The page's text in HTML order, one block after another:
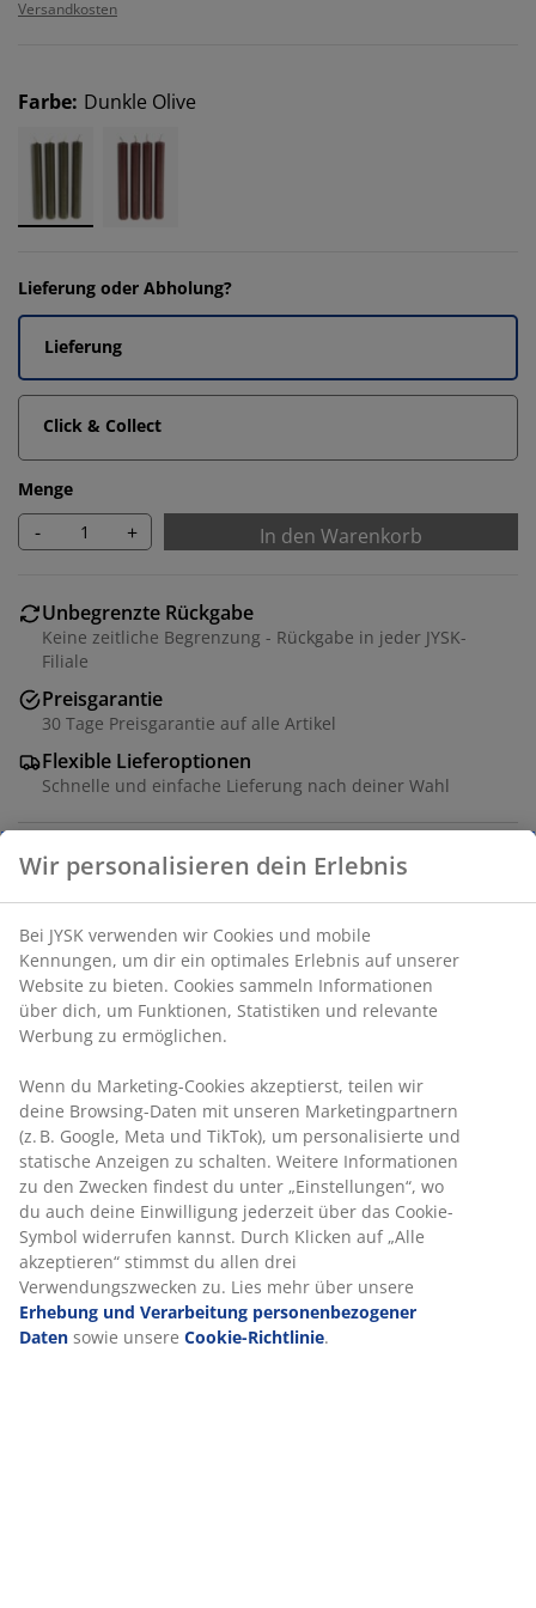
Versandkosten
Farbe: Dunkle Olive
Lieferung oder Abholung?
Lieferung
Click & Collect
Menge
- + In den Warenkorb
Unbegrenzte Rückgabe
Keine zeitliche Begrenzung - Rückgabe in jeder JYSK-
Filiale
Preisgarantie
30 Tage Preisgarantie auf alle Artikel
Flexible Lieferoptionen
Schnelle und einfache Lieferung nach deiner Wahl
Tafelkerze in dunkler Olivenfarbe mit einer
eine Brenndauer von ca. 9 Stunden. 4er-Pack. Ø2 x H20
cm
Artikelnummer: 4912727
Produkteigenschaften
Bewertungen
(1)
Wir personalisieren dein Erlebnis
Bei JYSK verwenden wir Cookies und mobile
Kennungen, um dir ein optimales Erlebnis auf unserer
Website zu bieten. Cookies sammeln Informationen
über dich, um Funktionen, Statistiken und relevante
Werbung zu ermöglichen.
Wenn du Marketing-Cookies akzeptierst, teilen wir
deine Browsing-Daten mit unseren Marketingpartnern
(z. B. Google, Meta und TikTok), um personalisierte und
statische Anzeigen zu schalten. Weitere Informationen
zu den Zwecken findest du unter „Einstellungen“, wo
du auch deine Einwilligung jederzeit über das Cookie-
Symbol widerrufen kannst. Durch Klicken auf „Alle
akzeptieren“ stimmst du allen drei
Verwendungszwecken zu. Lies mehr über unsere
Erhebung und Verarbeitung personenbezogener
Daten sowie unsere Cookie-Richtlinie.